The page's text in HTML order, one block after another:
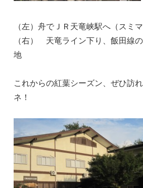
（左）舟でＪＲ天竜峡駅へ（ス
（右） 天竜ライン下り、飯田線
地
これからの紅葉シーズン、ぜひ訪
ネ！